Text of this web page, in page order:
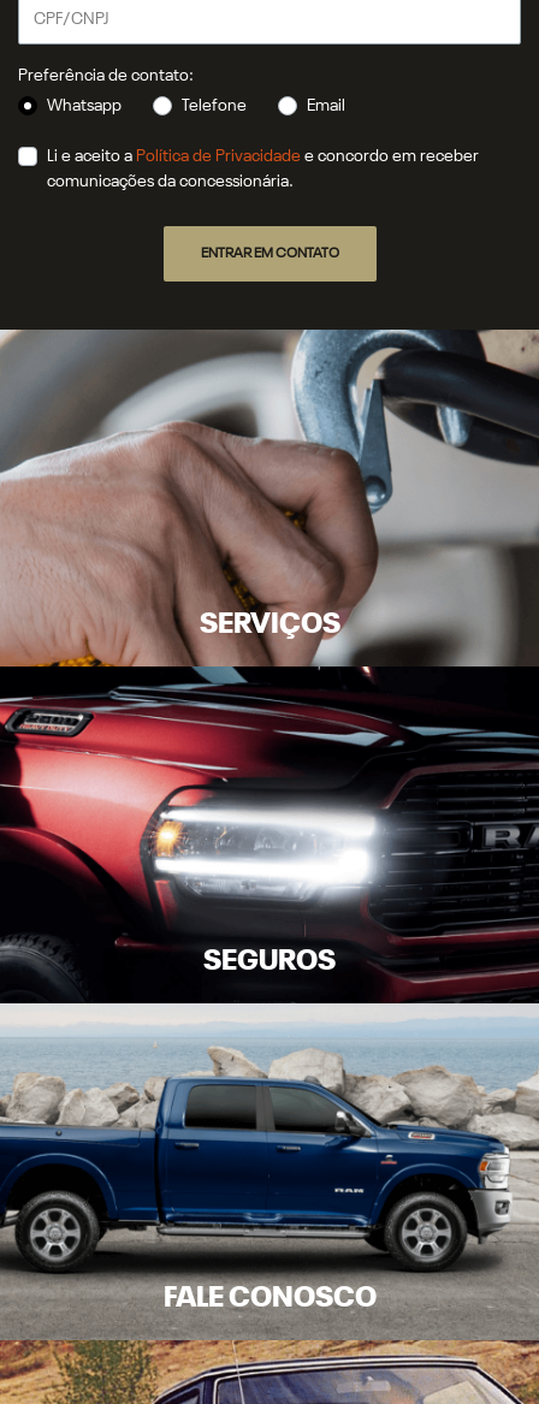
Preferência de contato:
Whatsapp
Telefone Email
Li e aceito a Política de Privacidade e concordo em receber
comunicações da concessionária.
ENTRAR EM CONTATO
SERVIÇOS
SEGUROS
FALE CONOSCO